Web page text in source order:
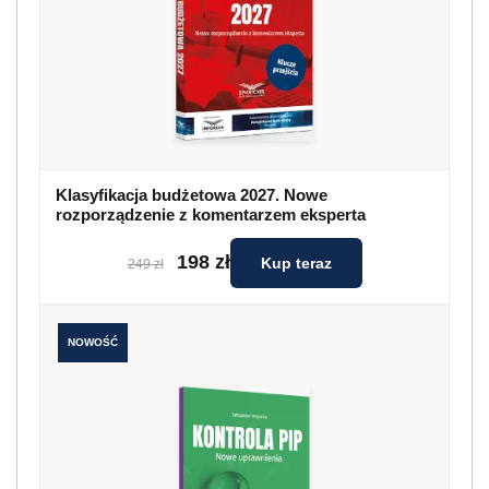
Klasyfikacja budżetowa 2027. Nowe
rozporządzenie z komentarzem eksperta
249 zł 198 zł Kup teraz
NOWOŚĆ